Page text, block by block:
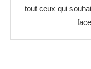
tout ceux qui